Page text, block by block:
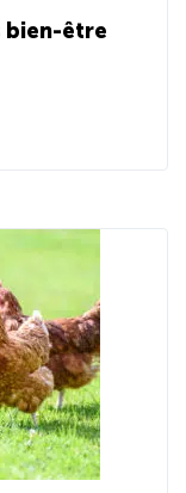
bien-être